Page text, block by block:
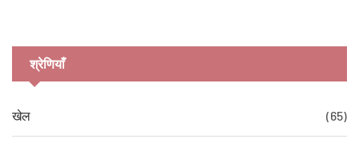
श्रेणियाँ
खेल (65)